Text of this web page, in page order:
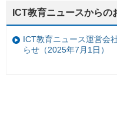
ICT教育ニュースからの
ICT教育ニュース運営会
らせ（2025年7月1日）